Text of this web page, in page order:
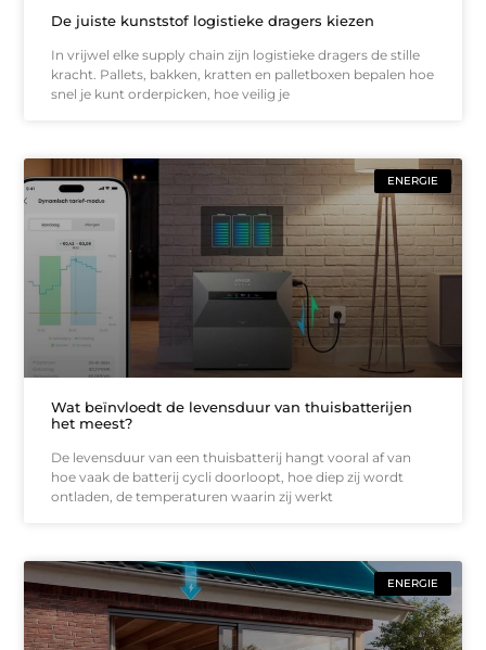
De juiste kunststof logistieke dragers kiezen
In vrijwel elke supply chain zijn logistieke dragers de stille
kracht. Pallets, bakken, kratten en palletboxen bepalen hoe
snel je kunt orderpicken, hoe veilig je
ENERGIE
Wat beïnvloedt de levensduur van thuisbatterijen
het meest?
De levensduur van een thuisbatterij hangt vooral af van
hoe vaak de batterij cycli doorloopt, hoe diep zij wordt
ontladen, de temperaturen waarin zij werkt
ENERGIE